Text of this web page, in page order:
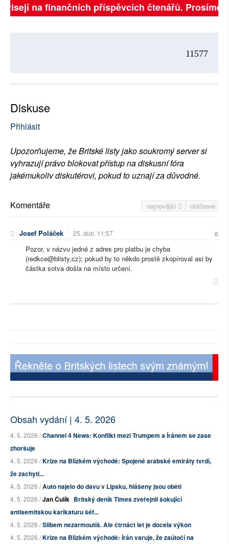
na finančních příspěvcích čtenářů. Prosíme,
11577
Diskuse
Přihlásit
Upozorňujeme, že Britské listy jako soukromý server si
vyhrazují právo blokovat přístup na diskusní fóra
jakémukoliv diskutérovi, pokud to uznají za důvodné.
nejnovější oblíbené
Komentáře
Josef Poláček 25. dub. 11:57 0
Pozor, v názvu jedné z adres pro platbu je chyba
(redkce@blisty,cz); pokud by to někdo prostě zkopíroval asi by
částka sotva došla na místo určení.
Obsah vydání | 4. 5. 2026
4. 5. 2026 /Channel 4 News: Konflikt mezi Trumpem a Íránem se zase
zhoršuje
4. 5. 2026 /Krize na Blízkém východě: Spojené arabské emiráty tvrdí,
že zachyti...
4. 5. 2026 /Auto najelo do davu v Lipsku, hlášeny jsou oběti
4. 5. 2026 /Jan Čulík Britský deník Times zveřejnil šokující
antisemitskou karikaturu šéf...
4. 5. 2026 /Slibem nezarmoutíš. Ale čtrnáct let je docela výkon
4. 5. 2026 /Krize na Blízkém východě: Írán varuje, že zaútočí na